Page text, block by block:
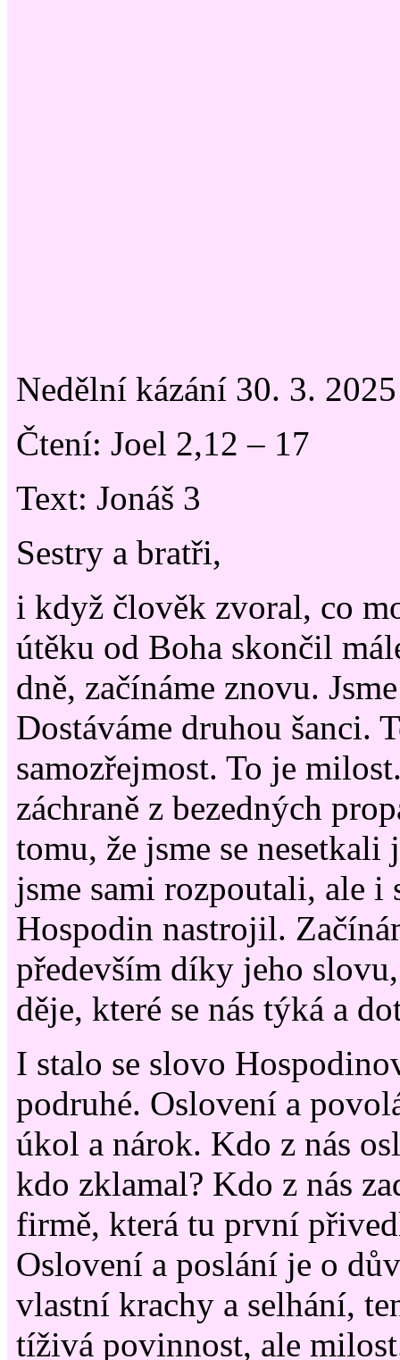
Nedělní kázání 30. 3.
Čtení: Joel 2,12 – 17
Text: Jonáš 3
Sestry a bratři,
i když člověk zvoral, co
útěku od Boha skončil
dně, začínáme znovu.
Dostáváme druhou šanci.
samozřejmost. To je
záchraně z bezedných
tomu, že jsme se nesetkali
jsme sami rozpoutali, ale i
Hospodin nastrojil.
především díky jeho
děje, které se nás týká a
I stalo se slovo
podruhé. Oslovení a
úkol a nárok. Kdo z nás
kdo zklamal? Kdo z nás
firmě, která tu první
Oslovení a poslání je o
vlastní krachy a selhání,
tíživá povinnost, ale